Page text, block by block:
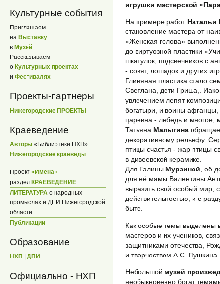
Культурные события
Приглашаем
на Выставку
в Музей
Рассказываем
о Культурных проектах
и Фестивалях
Проекты-партнеры
Нижегородские ПРОЕКТЫ
Краеведение
Авторы «Библиотеки НХП»
Нижегородские краеведы
Проект «Имена»
раздел КРАЕВЕДЕНИЕ
ЛИТЕРАТУРА о народных
промыслах и ДПИ Нижегородской
области
Публикации
Образование
НХП | ДПИ
Официально - НХП
игрушки мастерской
На примере работ Натальи
становление мастера от
«Женская голова»
до виртуозной пластики
шкатулок, подсвечников с
- совят, лошадок и других
Глиняная пластика стало
Светлана, дети Гриша,.
увлечением лепят
богатыри, и воины
царевна - лебедь и многое,
Татьяна Малыгина
декоративному рельефу.
птицы счастья - жар птицы
в дивеевской керамике.
Для Галины Мурзиной , её
для её мамы Валентины
выразить свой особый мир,
действительностью, и с
быте.
Как особые темы выделены
мастеров и их учеников,
защитниками отечества,
и творчеством А.С. Пушкина.
Небольшой музей
необыкновенно богат